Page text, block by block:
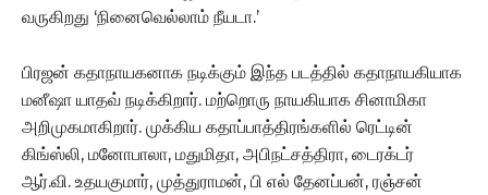
வருகிறது ‘நினைவெல்லாம் நீயடா.’
பிரஜன் கதாநாயகனாக நடிக்கும் இந்த படத்தில் கதாநாயகியாக
மனீஷா யாதவ் நடிக்கிறார். மற்றொரு நாயகியாக சினாமிகா
அறிமுகமாகிறார். முக்கிய கதாப்பாத்திரங்களில் ரெட்டின்
கிங்ஸ்லி, மனோபாலா, மதுமிதா, அபிநட்சத்திரா, டைரக்டர்
ஆர்.வி. உதயகுமார், முத்துராமன், பி எல் தேனப்பன், ரஞ்சன்